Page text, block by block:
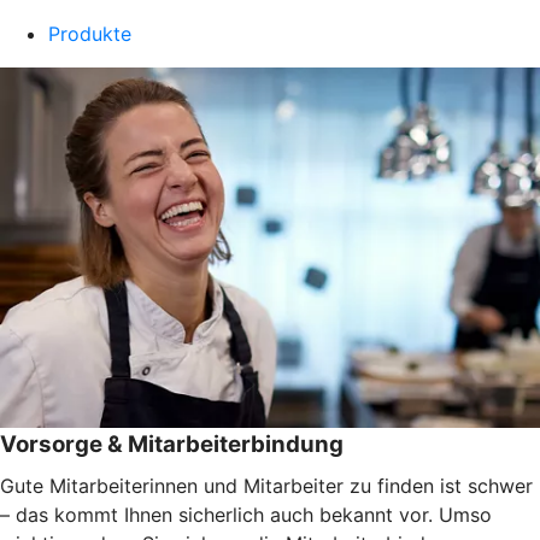
Produkte
Vorsorge & Mitarbeiterbindung
Gute Mitarbeiterinnen und Mitarbeiter zu finden ist schwer
– das kommt Ihnen sicherlich auch bekannt vor. Umso